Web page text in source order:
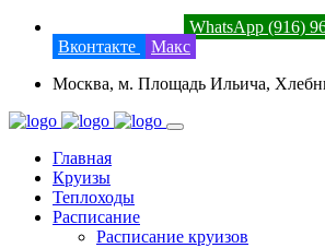
WhatsApp (916)
Вконтакте
Макс
Москва, м. Площадь Ильича,
Главная
Круизы
Теплоходы
Расписание
Расписание круизов